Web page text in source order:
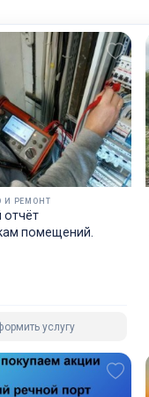
И РЕМОНТ
отчёт
помещений.
услугу